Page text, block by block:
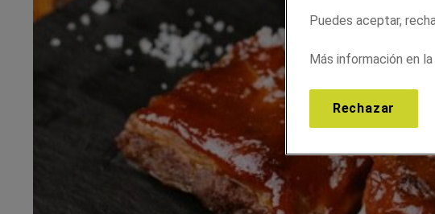
Puedes aceptar,
Más información en la
Rechazar